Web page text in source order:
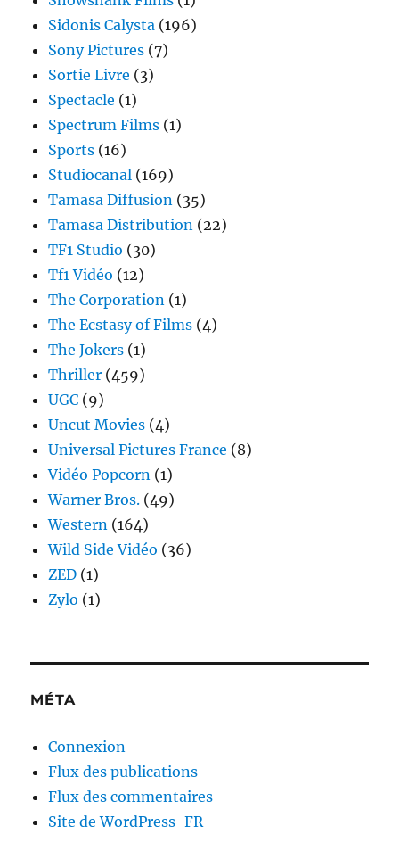
Sidonis Calysta (196)
Sony Pictures (7)
Sortie Livre (3)
Spectacle (1)
Spectrum Films (1)
Sports (16)
Studiocanal (169)
Tamasa Diffusion (35)
Tamasa Distribution (22)
TF1 Studio (30)
Tf1 Vidéo (12)
The Corporation (1)
The Ecstasy of Films (4)
The Jokers (1)
Thriller (459)
UGC (9)
Uncut Movies (4)
Universal Pictures France (8)
Vidéo Popcorn (1)
Warner Bros. (49)
Western (164)
Wild Side Vidéo (36)
ZED (1)
Zylo (1)
MÉTA
Connexion
Flux des publications
Flux des commentaires
Site de WordPress-FR